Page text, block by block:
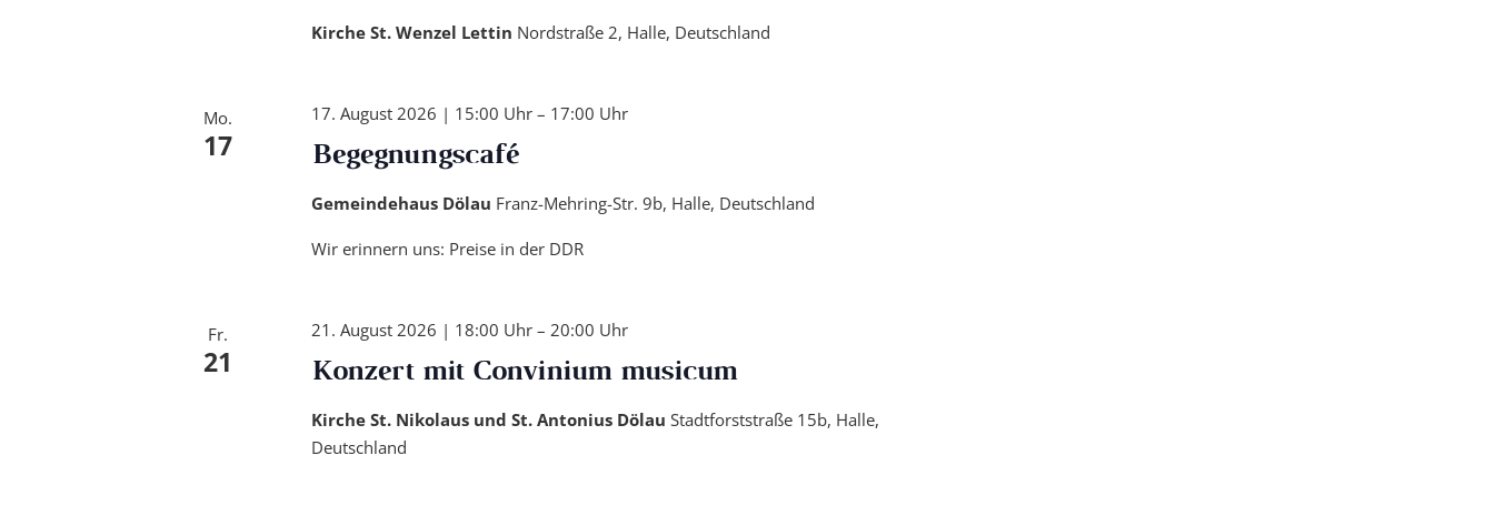
Kirche St. Wenzel Lettin Nordstraße 2, Halle, Deutschland
Mo.
17 Begegnungscafé
17. August 2026 | 15:00 Uhr– 17:00 Uhr
Gemeindehaus Dölau Franz-Mehring-Str. 9b, Halle, Deutschland
Wir erinnern uns: Preise in der DDR
Fr.
21 Konzert mit Convinium musicum
21. August 2026 | 18:00 Uhr– 20:00 Uhr
Kirche St. Nikolaus und St. Antonius Dölau Stadtforststraße 15b, Halle,
Deutschland